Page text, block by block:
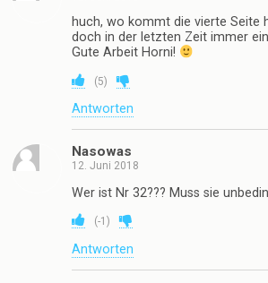
huch, wo kommt die vierte Seite
doch in der letzten Zeit immer
Gute Arbeit Horni!
(5)
Antworten
Nasowas
12. Juni 2018
Wer ist Nr 32??? Muss sie
(-1 )
Antworten